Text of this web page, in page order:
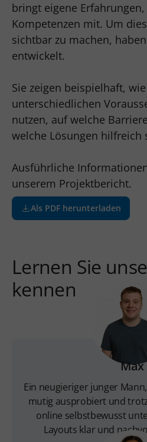
bringt eigene
Kompetenzen mit. Um
sichtbar zu machen,
entwickelt.
Sie zeigen beispielhaft,
unterschiedlichen
nutzen, auf welche
welche Lösungen hilfreich
Ausführliche
unserem Projektbericht.
Als PDF herunterladen
Lernen Sie
kennen
Max
Ein neugieriger junger
mutig ausprobiert und
online selbstbewusst
Layouts klar und